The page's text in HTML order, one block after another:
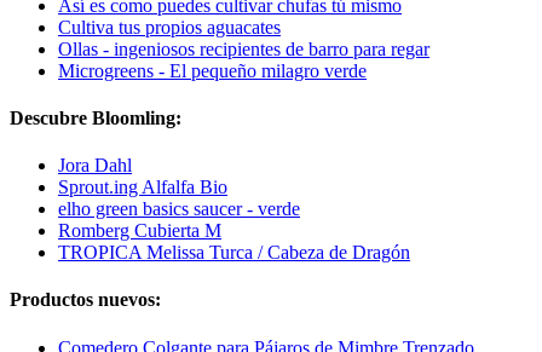
Así es como puedes cultivar chufas tú mismo
Cultiva tus propios aguacates
Ollas - ingeniosos recipientes de barro para regar
Microgreens - El pequeño milagro verde
Descubre Bloomling:
Jora Dahl
Sprout.ing Alfalfa Bio
elho green basics saucer - verde
Romberg Cubierta M
TROPICA Melissa Turca / Cabeza de Dragón
Productos nuevos:
Comedero Colgante para Pájaros de Mimbre Trenzado